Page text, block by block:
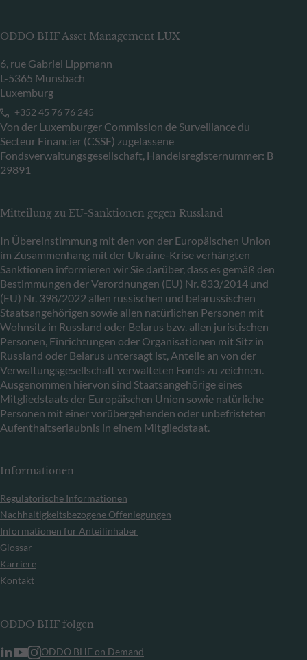
ODDO BHF Asset Management LUX
6, rue Gabriel Lippmann
L-5365 Munsbach
Luxemburg
+352 45 76 76 245
Von der Luxemburger Commission de Surveillance du
Secteur Financier (CSSF) zugelassene
Fondsverwaltungsgesellschaft, Handelsregisternummer: B
29891
Mitteilung zu EU-Sanktionen gegen Russland
In Übereinstimmung mit den von der Europäischen Union
im Zusammenhang mit der Ukraine-Krise verhängten
Sanktionen informieren wir Sie darüber, dass es gemäß den
Bestimmungen der Verordnungen (EU) Nr. 833/2014 und
(EU) Nr. 398/2022 allen russischen und belarussischen
Staatsangehörigen sowie allen natürlichen Personen mit
Wohnsitz in Russland oder Belarus bzw. allen juristischen
Personen, Einrichtungen oder Organisationen mit Sitz in
Russland oder Belarus untersagt ist, Anteile an von der
Verwaltungsgesellschaft verwalteten Fonds zu zeichnen.
Ausgenommen hiervon sind Staatsangehörige eines
Mitgliedstaats der Europäischen Union sowie natürliche
Personen mit einer vorübergehenden oder unbefristeten
Aufenthaltserlaubnis in einem Mitgliedstaat.
Informationen
Regulatorische Informationen
Nachhaltigkeitsbezogene Offenlegungen
Informationen für Anteilinhaber
Glossar
Karriere
Kontakt
ODDO BHF folgen
ODDO BHF on Demand